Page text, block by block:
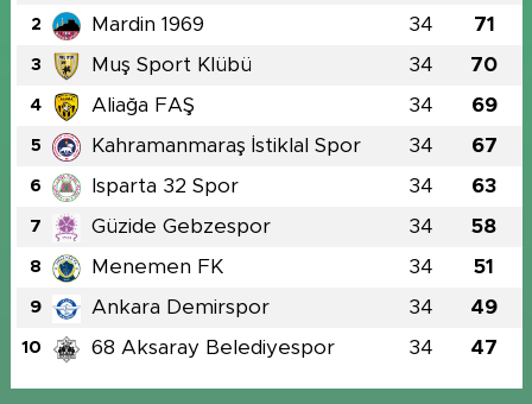
2 Mardin 1969 34 71
3 Muş Sport Klübü 34 70
4 Aliağa FAŞ 34 69
5 Kahramanmaraş İstiklal Spor 34 67
6 Isparta 32 Spor 34 63
7 Güzide Gebzespor 34 58
8 Menemen FK 34 51
9 Ankara Demirspor 34 49
10 68 Aksaray Belediyespor 34 47